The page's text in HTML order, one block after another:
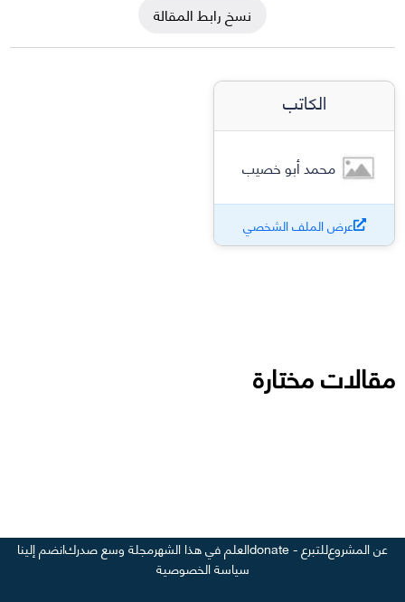
نسخ رابط المقالة
الكاتب
محمد أبو خصيب
عرض الملف الشخصي
مقالات مختارة
عن المشروعللتبرع - donate العلم في هذا الشهرمجلة وسع صدركانضم إلينا
سياسة الخصوصية